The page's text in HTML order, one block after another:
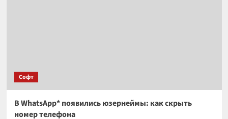
Софт
В WhatsApp* появились юзернеймы: как скрыть
номер телефона